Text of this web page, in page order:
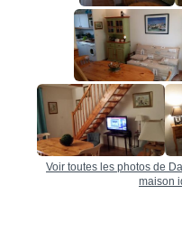
Voir toutes les photos de
maison